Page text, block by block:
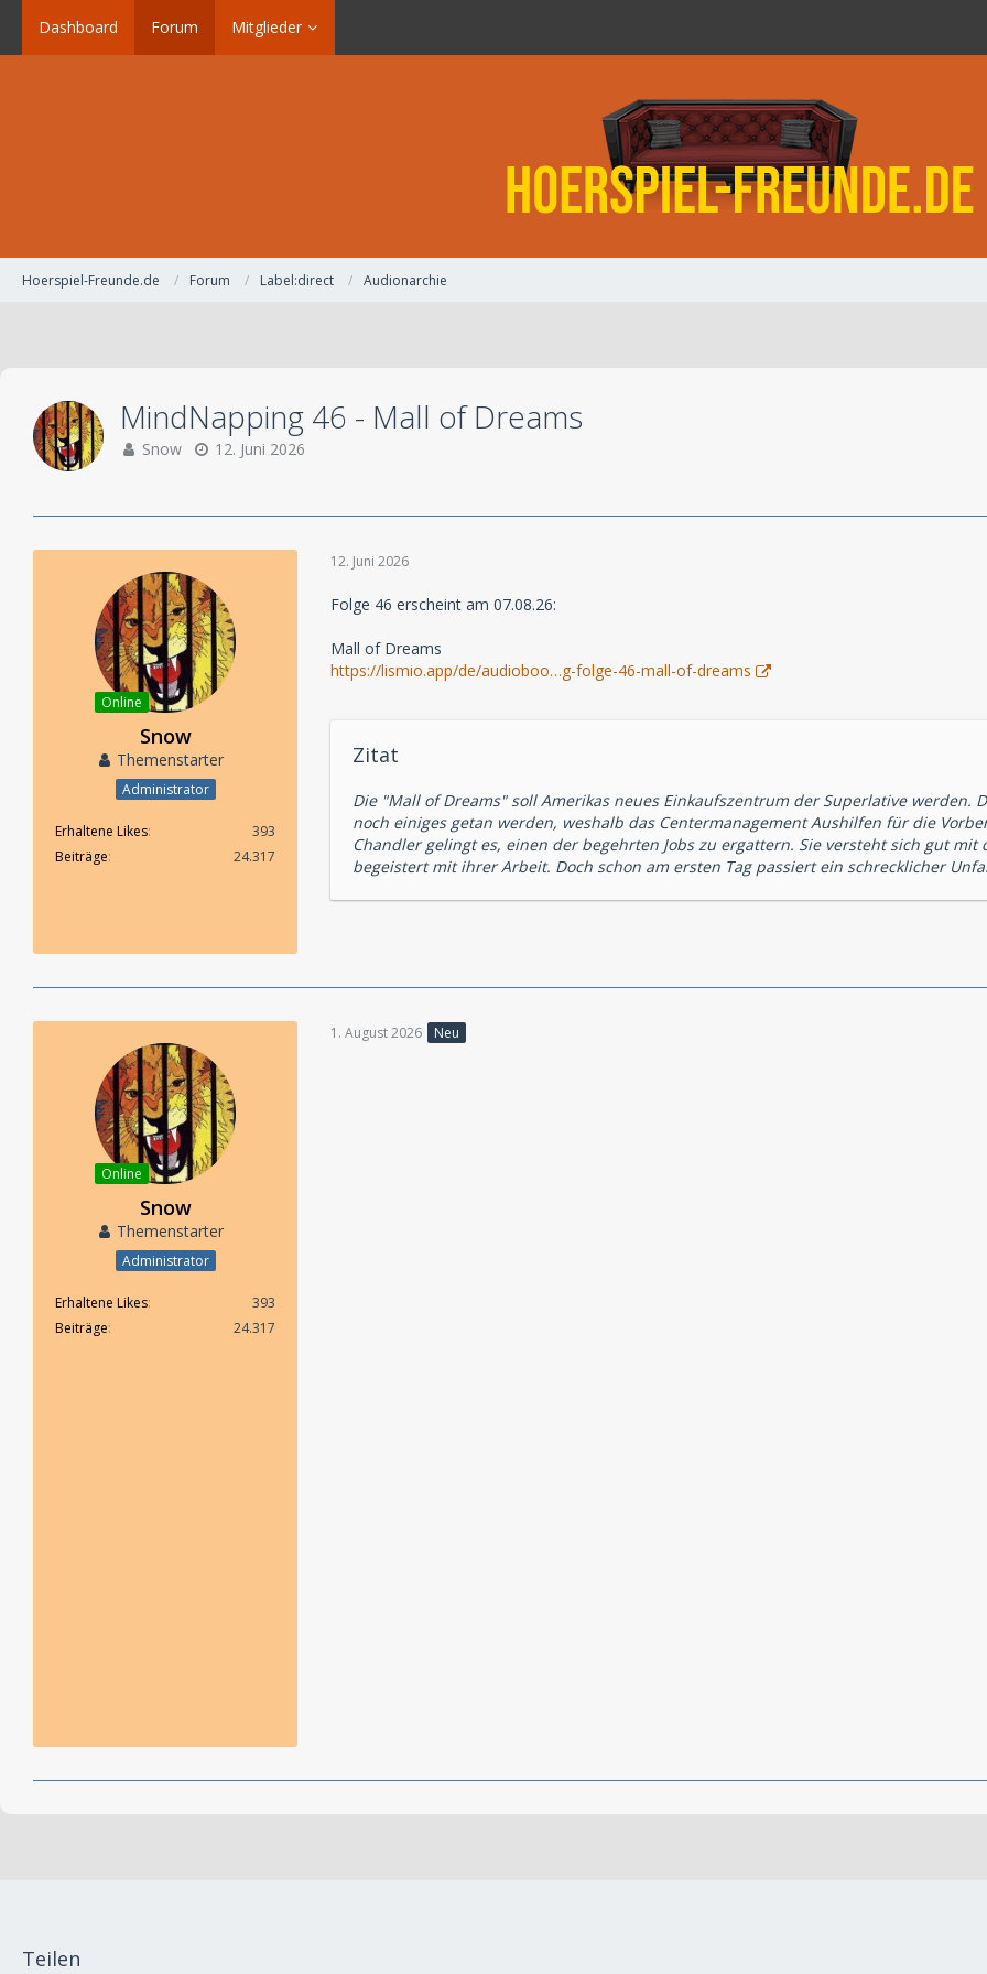
Dashboard Forum Mitglieder
Hoerspiel-Freunde.de Forum Label:direct Audionarchie
MindNapping 46 - Mall of Dreams
Snow 12. Juni 2026
Online
Snow
Themenstarter
Administrator
Erhaltene Likes
393
Beiträge
24.317
12. Juni 2026
Folge 46 erscheint am 07.08.26:
Mall of Dreams
https://lismio.app/de/audioboo…g-folge-46-mall-of-dreams
Zitat
Die "Mall of Dreams" soll Amerikas neues Einkaufszentrum der Superlative werden.
noch einiges getan werden, weshalb das Centermanagement Aushilfen für die
Chandler gelingt es, einen der begehrten Jobs zu ergattern. Sie versteht sich gut
begeistert mit ihrer Arbeit. Doch schon am ersten Tag passiert ein schrecklicher
Online
Snow
Themenstarter
Administrator
Erhaltene Likes
393
Beiträge
24.317
1. August 2026 Neu
Teilen